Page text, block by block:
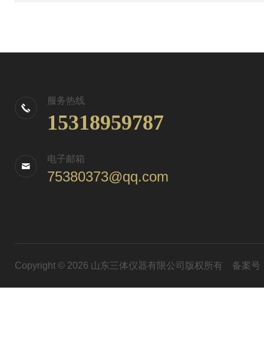
服务热线
15318959787
电子邮箱
75380373@qq.com
Copyright © 2026 山东三体仪器有限公司版权所有 备案号